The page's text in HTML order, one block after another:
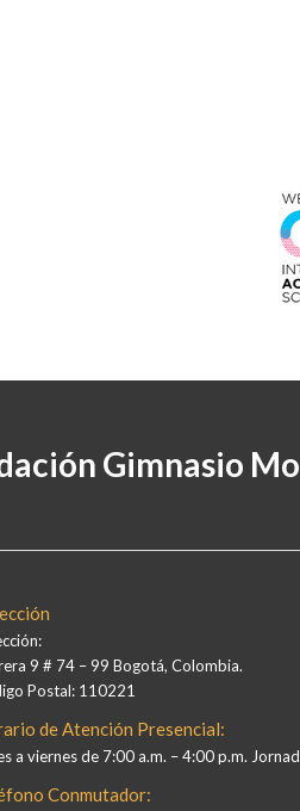
Gimnasio
9 # 74 – 99 Bogotá, Colombia.
Postal: 110221
de Atención Presencial:
a viernes de 7:00 a.m. – 4:00 p.m.
Conmutador: